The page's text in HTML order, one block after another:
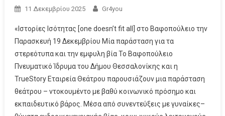
11 Δεκεμβρίου 2025 Gr4you
«Ιστορίες Ισότητας [one doesn’t fit all] στο Βαφοπούλειο την
Παρασκευή 19 Δεκεμβρίου Μία παράσταση για τα
στερεότυπα και την εμφυλη βία Το Βαφοπούλειο
Πνευματικό Ίδρυμα του Δήμου Θεσσαλονίκης και η
TrueStory Εταιρεία Θεάτρου παρουσιάζουν μια παράσταση
θεάτρου – ντοκουμέντο με βαθύ κοινωνικό πρόσημο και
εκπαιδευτικό βάρος. Μέσα από συνεντεύξεις με γυναίκες–